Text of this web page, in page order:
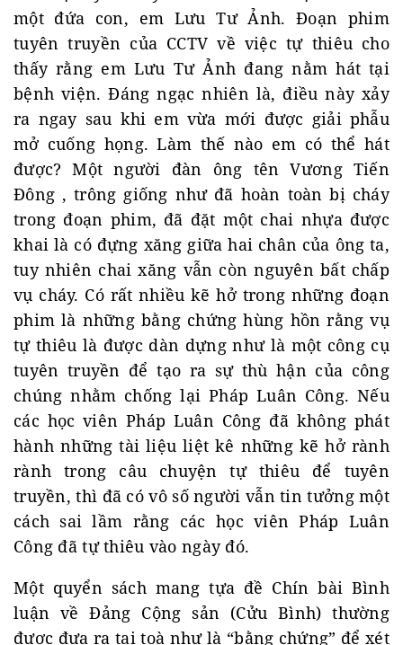
một đứa con, em Lưu Tư Ảnh. Đoạn phim
tuyên truyền của CCTV về việc tự thiêu cho
thấy rằng em Lưu Tư Ảnh đang nằm hát tại
bệnh viện. Đáng ngạc nhiên là, điều này xảy
ra ngay sau khi em vừa mới được giải phẫu
mở cuống họng. Làm thế nào em có thể hát
được? Một người đàn ông tên Vương Tiến
Đông , trông giống như đã hoàn toàn bị cháy
trong đoạn phim, đã đặt một chai nhựa được
khai là có đựng xăng giữa hai chân của ông ta,
tuy nhiên chai xăng vẫn còn nguyên bất chấp
vụ cháy. Có rất nhiều kẽ hở trong những đoạn
phim là những bằng chứng hùng hồn rằng vụ
tự thiêu là được dàn dựng như là một công cụ
tuyên truyền để tạo ra sự thù hận của công
chúng nhằm chống lại Pháp Luân Công. Nếu
các học viên Pháp Luân Công đã không phát
hành những tài liệu liệt kê những kẽ hở rành
rành trong câu chuyện tự thiêu để tuyên
truyền, thì đã có vô số người vẫn tin tưởng một
cách sai lầm rằng các học viên Pháp Luân
Công đã tự thiêu vào ngày đó.
Một quyển sách mang tựa đề Chín bài Bình
luận về Đảng Cộng sản (Cửu Bình) thường
được đưa ra tại toà như là “bằng chứng” để xét